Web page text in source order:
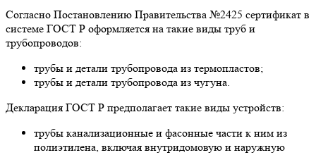
Согласно Постановлению Правительства №2425 сертификат в
системе ГОСТ Р оформляется на такие виды труб и
трубопроводов:
трубы и детали трубопровода из термопластов;
трубы и детали трубопровода из чугуна.
Декларация ГОСТ Р предполагает такие виды устройств:
трубы канализационные и фасонные части к ним из
полиэтилена, включая внутридомовую и наружную